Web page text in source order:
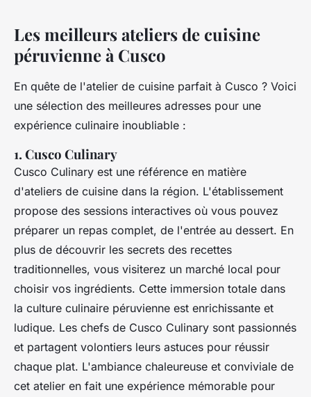
Les meilleurs ateliers de cuisine
péruvienne à Cusco
En quête de l'atelier de cuisine parfait à Cusco ? Voici
une sélection des meilleures adresses pour une
expérience culinaire inoubliable :
1. Cusco Culinary
Cusco Culinary est une référence en matière
d'ateliers de cuisine dans la région. L'établissement
propose des sessions interactives où vous pouvez
préparer un repas complet, de l'entrée au dessert. En
plus de découvrir les secrets des recettes
traditionnelles, vous visiterez un marché local pour
choisir vos ingrédients. Cette immersion totale dans
la culture culinaire péruvienne est enrichissante et
ludique. Les chefs de Cusco Culinary sont passionnés
et partagent volontiers leurs astuces pour réussir
chaque plat. L'ambiance chaleureuse et conviviale de
cet atelier en fait une expérience mémorable pour